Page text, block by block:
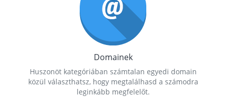
Domainek
Huszonöt kategóriában számtalan egyedi domain
közül választhatsz, hogy megtalálhasd a számodra
leginkább megfelelőt.